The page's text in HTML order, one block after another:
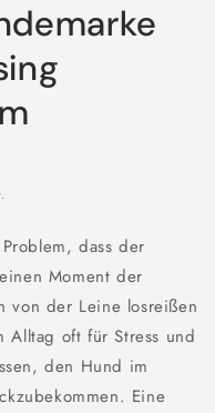
dass der
Moment der
von der Leine losreißen
Alltag oft für Stress und
den Hund im
Eine